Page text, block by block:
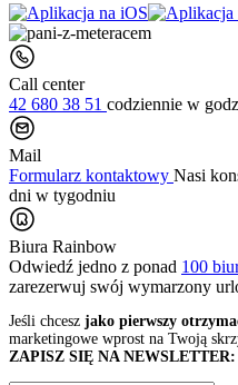
Call center
42 680 38 51 codziennie w
Mail
Formularz kontaktowy Nasi
dni w tygodniu
Biura Rainbow
Odwiedź jedno z ponad 100
zarezerwuj swój wymarzony
Jeśli chcesz jako pierwszy
marketingowe wprost na Twoją
ZAPISZ SIĘ NA NEWSLETTER: